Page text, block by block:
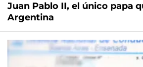
Juan Pablo II, el único papa
Argentina